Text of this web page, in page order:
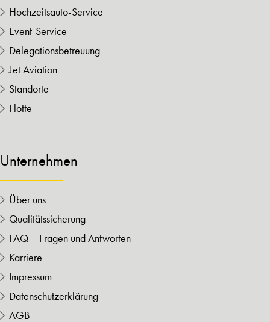
Hochzeitsauto-Service
Event-Service
Delegationsbetreuung
Jet Aviation
Standorte
Flotte
Unternehmen
Über uns
Qualitätssicherung
FAQ – Fragen und Antworten
Karriere
Impressum
Datenschutzerklärung
AGB